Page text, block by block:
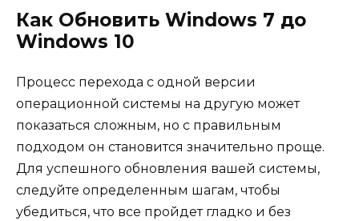
Как Обновить Windows 7 до
Windows 10
Процесс перехода с одной версии
операционной системы на другую может
показаться сложным, но с правильным
подходом он становится значительно проще.
Для успешного обновления вашей системы,
следуйте определенным шагам, чтобы
убедиться, что все пройдет гладко и без